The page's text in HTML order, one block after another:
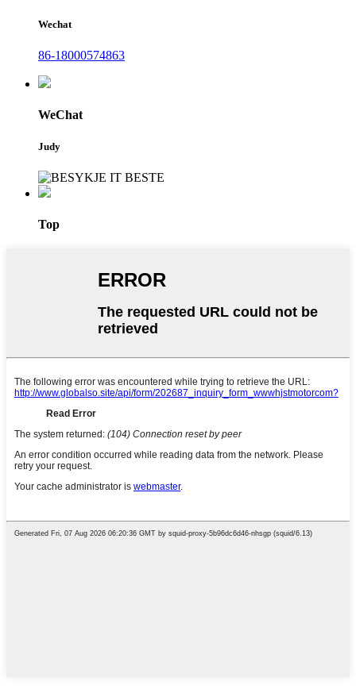
Wechat
86-18000574863
WeChat
Judy
Top